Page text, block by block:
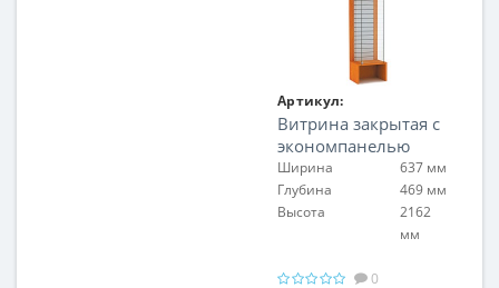
Артикул:
FIN.V.60.H.EP.00
Витрина закрытая с
экономпанелью
Ширина
637 мм
Глубина
469 мм
Высота
2162
мм
0